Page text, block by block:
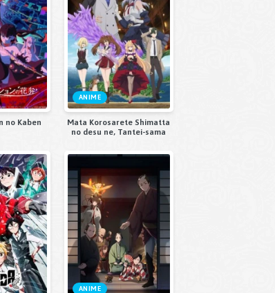
no Kaben
ANIME
Mata Korosarete Shimatta
no desu ne, Tantei-sama
ANIME